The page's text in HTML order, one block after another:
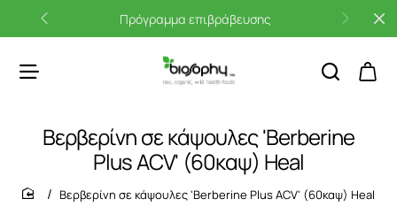
Πρόγραμμα επιβράβευσης
Βερβερίνη σε κάψουλες 'Berberine
Plus ACV' (60καψ) Heal
Βερβερίνη σε κάψουλες 'Berberine Plus ACV' (60καψ) Heal